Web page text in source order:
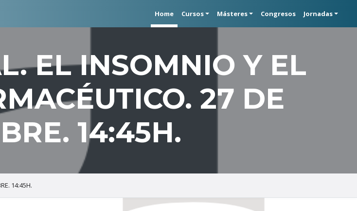
Home Cursos Másteres Congresos Jornadas
EL INSOMNIO Y EL
27 DE
14:45H.
14:45H.